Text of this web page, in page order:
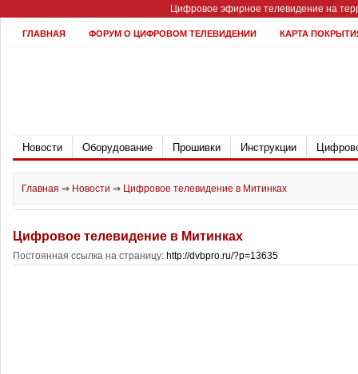
Цифровое эфирное телевидение на
ГЛАВНАЯ ФОРУМ О ЦИФРОВОМ ТЕЛЕВИДЕНИИ КАРТА
Новости Оборудование Прошивки Инструкции
Главная ⇒ Новости ⇒ Цифровое телевидение в Митинках
Цифровое телевидение в Митинках
Постоянная ссылка на страницу: http://dvbpro.ru/?p=13635